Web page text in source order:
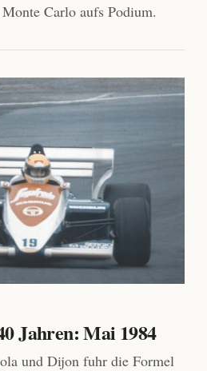
Carlo aufs Podium.
Jahren: Mai 1984
und Dijon fuhr die Formel